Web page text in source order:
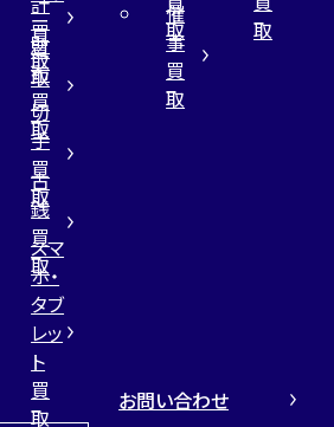
ー
買
取
買
取
財
布
買
取
切
手
買
取
古
銭
買
取
スマ
ホ・
タブ
レッ
ト
買
取
取
取
催
事
買
取
お問い合わせ